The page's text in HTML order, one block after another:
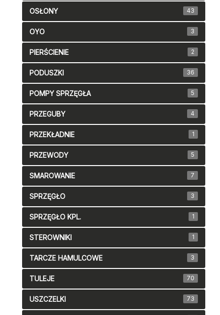
OSŁONY 43
OYO 3
PIERŚCIENIE 2
PODUSZKI 36
POMPY SPRZĘGŁA 5
PRZEGUBY 4
PRZEKŁADNIE 1
PRZEWODY 5
SMAROWANIE 7
SPRZĘGŁO 3
SPRZĘGŁO KPL. 1
STEROWNIKI 1
TARCZE HAMULCOWE 3
TULEJE 70
USZCZELKI 73